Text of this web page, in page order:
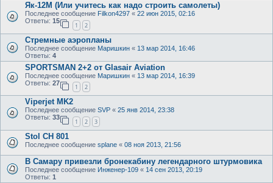
Як-12М (Или учитесь как надо строить самолеты)
Последнее сообщение Filkon4297 « 22 июн 2015, 02:16
Ответы: 15
1 2
Стремные аэропланы
Последнее сообщение Маришкин « 13 мар 2014, 16:46
Ответы: 4
SPORTSMAN 2+2 от Glasair Aviation
Последнее сообщение Маришкин « 13 мар 2014, 16:39
Ответы: 27
1 2
Viperjet MK2
Последнее сообщение SVP « 25 янв 2014, 23:38
Ответы: 33
1 2 3
Stol CH 801
Последнее сообщение splane « 08 ноя 2013, 21:56
В Самару привезли бронекабину легендарного штурмовика
Последнее сообщение Инженер-109 « 14 сен 2013, 20:19
Ответы: 1